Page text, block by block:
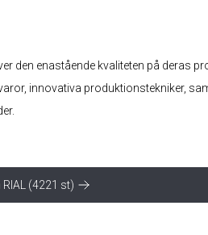
den enastående kvaliteten på deras
innovativa produktionstekniker,
(4221 st)